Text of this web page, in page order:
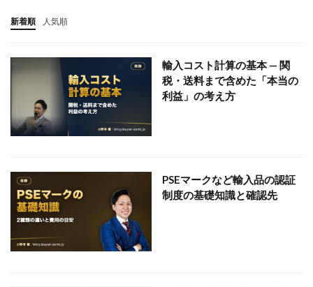
新着順 人気順
輸入コスト計算の基本 — 関
税・送料まで含めた「本当の
利益」の考え方
PSEマークなど輸入品の認証
制度の基礎知識と確認先